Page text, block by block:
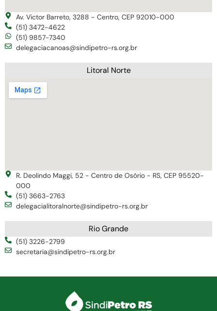
Av. Victor Barreto, 3288 - Centro, CEP 92010-000
(51) 3472-4622
(51) 9857-7340
delegaciacanoas@sindipetro-rs.org.br
Litoral Norte
R. Deolindo Maggi, 52 - Centro de Osório - RS, CEP 95520-
000
(51) 3663-2763
delegacialitoralnorte@sindipetro-rs.org.br
Rio Grande
(51) 3226-2799
secretaria@sindipetro-rs.org.br